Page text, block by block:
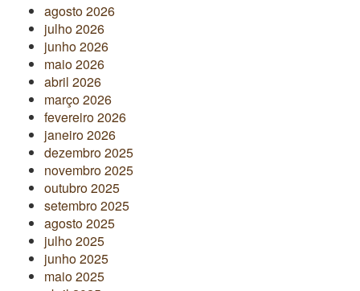
agosto 2026
julho 2026
junho 2026
maio 2026
abril 2026
março 2026
fevereiro 2026
janeiro 2026
dezembro 2025
novembro 2025
outubro 2025
setembro 2025
agosto 2025
julho 2025
junho 2025
maio 2025